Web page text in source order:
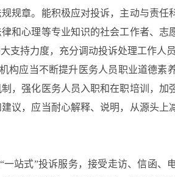
规章。能积极应对投诉，主动与责
和心理等专业知识的社会工作者、
支持力度，充分调动投诉处理工作人
构应当不断提升医务人员职业道德素
，强化医务人员入职和在职培训，
议，应当耐心解释、说明，从源头上
一站式”投诉服务，接受走访、信函、